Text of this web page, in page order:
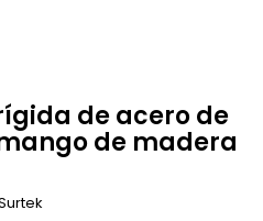
de acero de
de madera